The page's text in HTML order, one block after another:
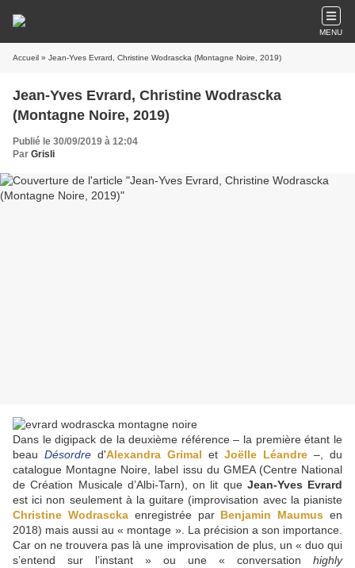
MENU
Accueil » Jean-Yves Evrard, Christine Wodrascka (Montagne Noire, 2019)
Jean-Yves Evrard, Christine Wodrascka
(Montagne Noire, 2019)
Publié le 30/09/2019 à 12:04
Par Grisli
Dans le digipack de la deuxième référence – la première étant le
beau Désordre d'Alexandra Grimal et Joëlle Léandre –, du
catalogue Montagne Noire, label issu du GMEA (Centre National
de Création Musicale d’Albi-Tarn), on lit que Jean-Yves Evrard
est ici non seulement à la guitare (improvisation avec la pianiste
Christine Wodrasckaenregistrée par Benjamin Maumus en
2018) mais aussi au « montage ». La précision a son importance.
Car on ne trouvera pas là une improvisation de plus, un « duo qui
s’entend sur l’instant » ou une « conversation highly